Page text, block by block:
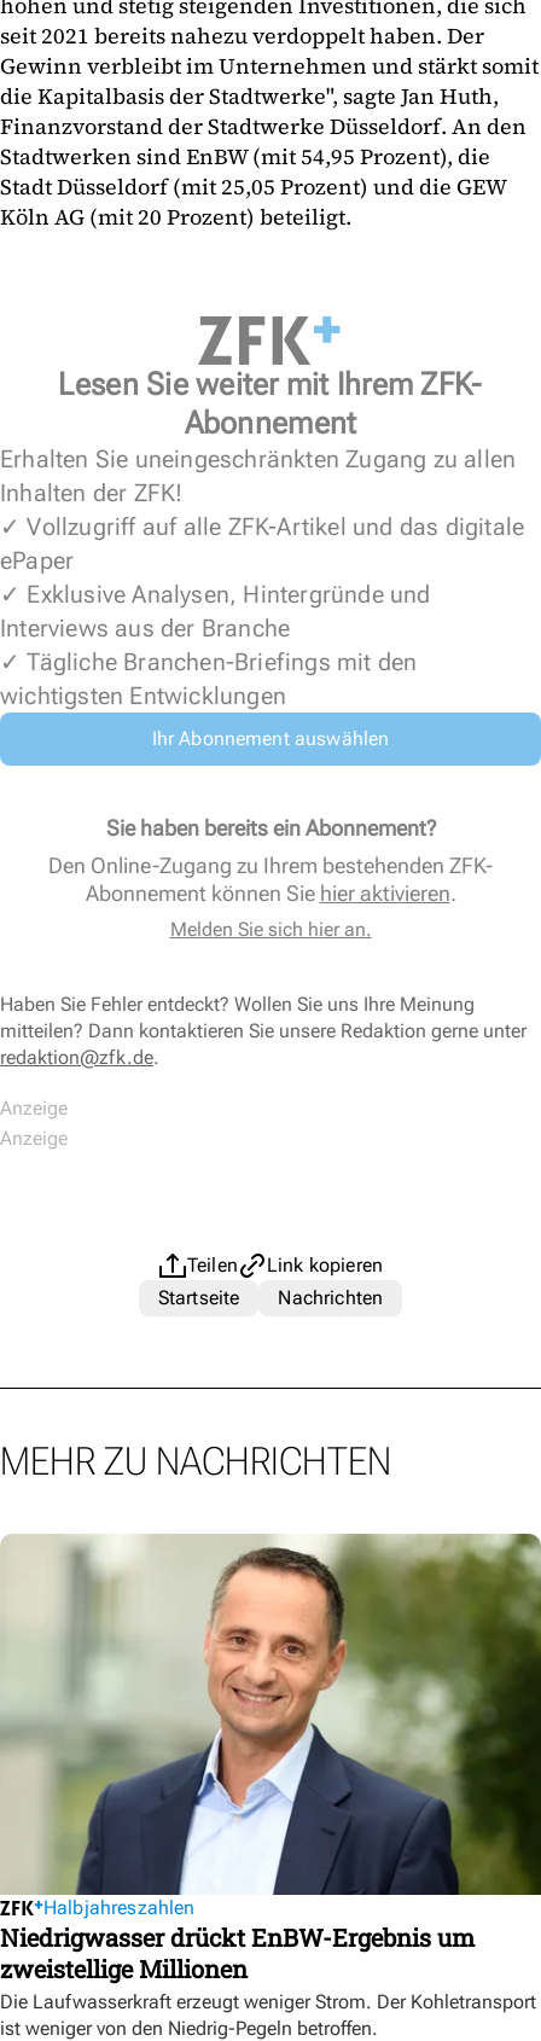
seit 2021 bereits nahezu verdoppelt haben. Der
Gewinn verbleibt im Unternehmen und stärkt somit
die Kapitalbasis der Stadtwerke", sagte Jan Huth,
Finanzvorstand der Stadtwerke Düsseldorf. An den
Stadtwerken sind EnBW (mit 54,95 Prozent), die
Stadt Düsseldorf (mit 25,05 Prozent) und die GEW
Köln AG (mit 20 Prozent) beteiligt.
Lesen Sie weiter mit Ihrem ZFK-
Abonnement
Erhalten Sie uneingeschränkten Zugang zu allen
Inhalten der ZFK!
✓ Vollzugriff auf alle ZFK-Artikel und das digitale
ePaper
✓ Exklusive Analysen, Hintergründe und
Interviews aus der Branche
✓ Tägliche Branchen-Briefings mit den
wichtigsten Entwicklungen
Ihr Abonnement auswählen
Sie haben bereits ein Abonnement?
Den Online-Zugang zu Ihrem bestehenden ZFK-
Abonnement können Sie hier aktivieren.
Melden Sie sich hier an.
Haben Sie Fehler entdeckt? Wollen Sie uns Ihre Meinung
mitteilen? Dann kontaktieren Sie unsere Redaktion gerne unter
redaktion@zfk.de.
Teilen
Link kopieren
Startseite
Nachrichten
MEHR ZU NACHRICHTEN
Halbjahreszahlen
Niedrigwasser drückt EnBW-Ergebnis um
zweistellige Millionen
Die Laufwasserkraft erzeugt weniger Strom. Der Kohletransport
ist weniger von den Niedrig-Pegeln betroffen.